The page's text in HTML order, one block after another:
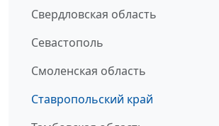
Свердловская область
Севастополь
Смоленская область
Ставропольский край